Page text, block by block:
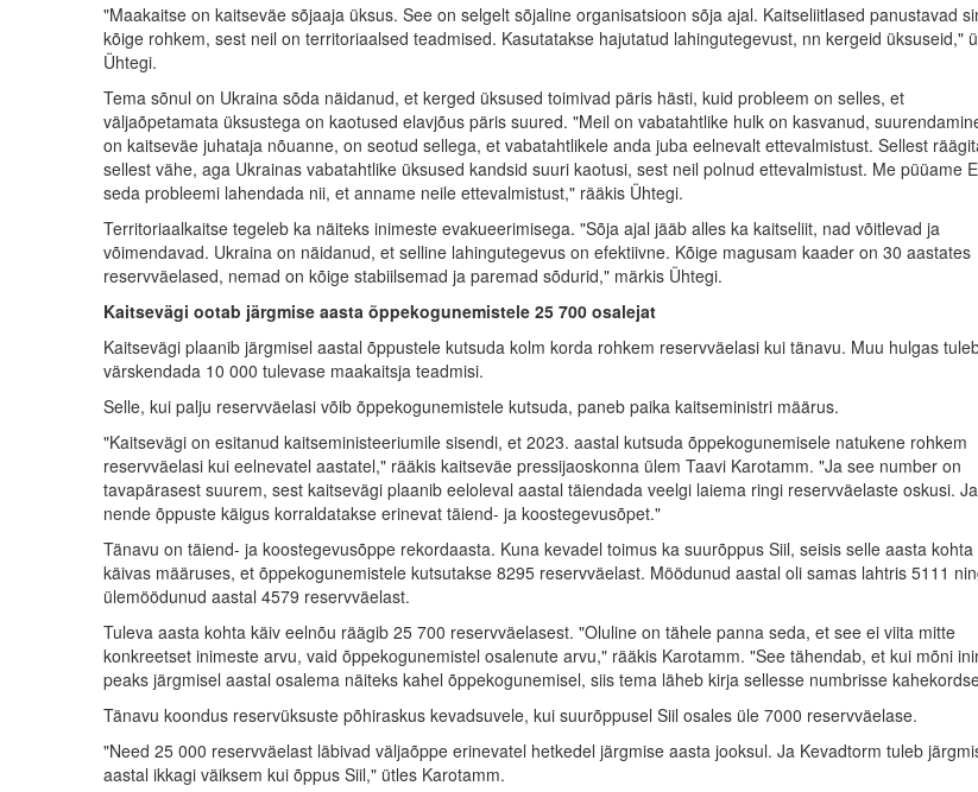
"Maakaitse on kaitseväe sõjaaja üksus. See on selgelt sõjaline organisatsioon sõja ajal. Kaitseliitlased panustavad
kõige rohkem, sest neil on territoriaalsed teadmised. Kasutatakse hajutatud lahingutegevust, nn kergeid üksuseid,"
Ühtegi.
Tema sõnul on Ukraina sõda näidanud, et kerged üksused toimivad päris hästi, kuid probleem on selles, et
väljaõpetamata üksustega on kaotused elavjõus päris suured. "Meil on vabatahtlike hulk on kasvanud,
on kaitseväe juhataja nõuanne, on seotud sellega, et vabatahtlikele anda juba eelnevalt ettevalmistust. Sellest
sellest vähe, aga Ukrainas vabatahtlike üksused kandsid suuri kaotusi, sest neil polnud ettevalmistust. Me püüame
seda probleemi lahendada nii, et anname neile ettevalmistust," rääkis Ühtegi.
Territoriaalkaitse tegeleb ka näiteks inimeste evakueerimisega. "Sõja ajal jääb alles ka kaitseliit, nad võitlevad ja
võimendavad. Ukraina on näidanud, et selline lahingutegevus on efektiivne. Kõige magusam kaader on 30 aastates
reservväelased, nemad on kõige stabiilsemad ja paremad sõdurid," märkis Ühtegi.
Kaitsevägi ootab järgmise aasta õppekogunemistele 25 700 osalejat
Kaitsevägi plaanib järgmisel aastal õppustele kutsuda kolm korda rohkem reservväelasi kui tänavu. Muu hulgas
värskendada 10 000 tulevase maakaitsja teadmisi.
Selle, kui palju reservväelasi võib õppekogunemistele kutsuda, paneb paika kaitseministri määrus.
"Kaitsevägi on esitanud kaitseministeeriumile sisendi, et 2023. aastal kutsuda õppekogunemisele natukene rohkem
reservväelasi kui eelnevatel aastatel," rääkis kaitseväe pressijaoskonna ülem Taavi Karotamm. "Ja see number on
tavapärasest suurem, sest kaitsevägi plaanib eeloleval aastal täiendada veelgi laiema ringi reservväelaste oskusi. Ja
nende õppuste käigus korraldatakse erinevat täiend- ja koostegevusõpet."
Tänavu on täiend- ja koostegevusõppe rekordaasta. Kuna kevadel toimus ka suurõppus Siil, seisis selle aasta kohta
käivas määruses, et õppekogunemistele kutsutakse 8295 reservväelast. Möödunud aastal oli samas lahtris 5111
ülemöödunud aastal 4579 reservväelast.
Tuleva aasta kohta käiv eelnõu räägib 25 700 reservväelasest. "Oluline on tähele panna seda, et see ei viita mitte
konkreetset inimeste arvu, vaid õppekogunemistel osalenute arvu," rääkis Karotamm. "See tähendab, et kui mõni
peaks järgmisel aastal osalema näiteks kahel õppekogunemisel, siis tema läheb kirja sellesse numbrisse
Tänavu koondus reservüksuste põhiraskus kevadsuvele, kui suurõppusel Siil osales üle 7000 reservväelase.
"Need 25 000 reservväelast läbivad väljaõppe erinevatel hetkedel järgmise aasta jooksul. Ja Kevadtorm tuleb
aastal ikkagi väiksem kui õppus Siil," ütles Karotamm.